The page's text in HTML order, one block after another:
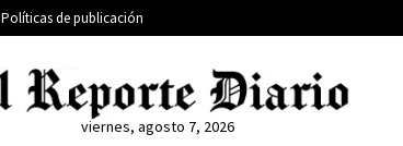
Políticas de publicación
viernes, agosto 7, 2026